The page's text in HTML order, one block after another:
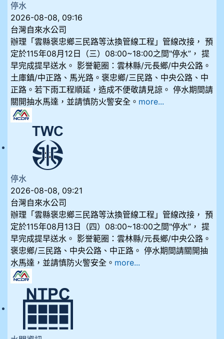
停水
2026-08-08, 09:16
台灣自來水公司
辦理「雲縣褒忠鄉三民路等汰換管線工程」管線改接， 預
定於115年08月12日（三）08:00~18:00之間"停水”， 提
早完成提早送水。 影誉範圈：雲林縣/元長鄉/中央公路。
土庫鎮/中正路、馬光路。褒忠鄉/三民路、中央公路、中
正路。若下雨工程順延，造成不便敬請見諒。 停水期間請
關開抽水馬達，並請慎防火警安全。 more...
停水
2026-08-08, 09:21
台灣自來水公司
辦理「雲縣褒忠鄉三民路等汰換管線工程」管線改接， 預
定於115年08月13日（四）08:00~18:00之間"停水”， 提
早完成提早送水。 影誉範圈：雲林縣/元長鄉/中央公路。
褒忠鄉/三民路、中央公路、中正路。 停水期間請關開抽
水馬達，並請慎防火警安全。 more...